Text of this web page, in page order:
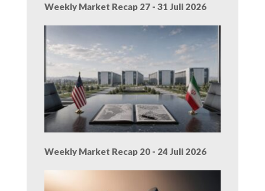
Weekly Market Recap 27 - 31 Juli 2026
Weekly Market Recap 20 - 24 Juli 2026